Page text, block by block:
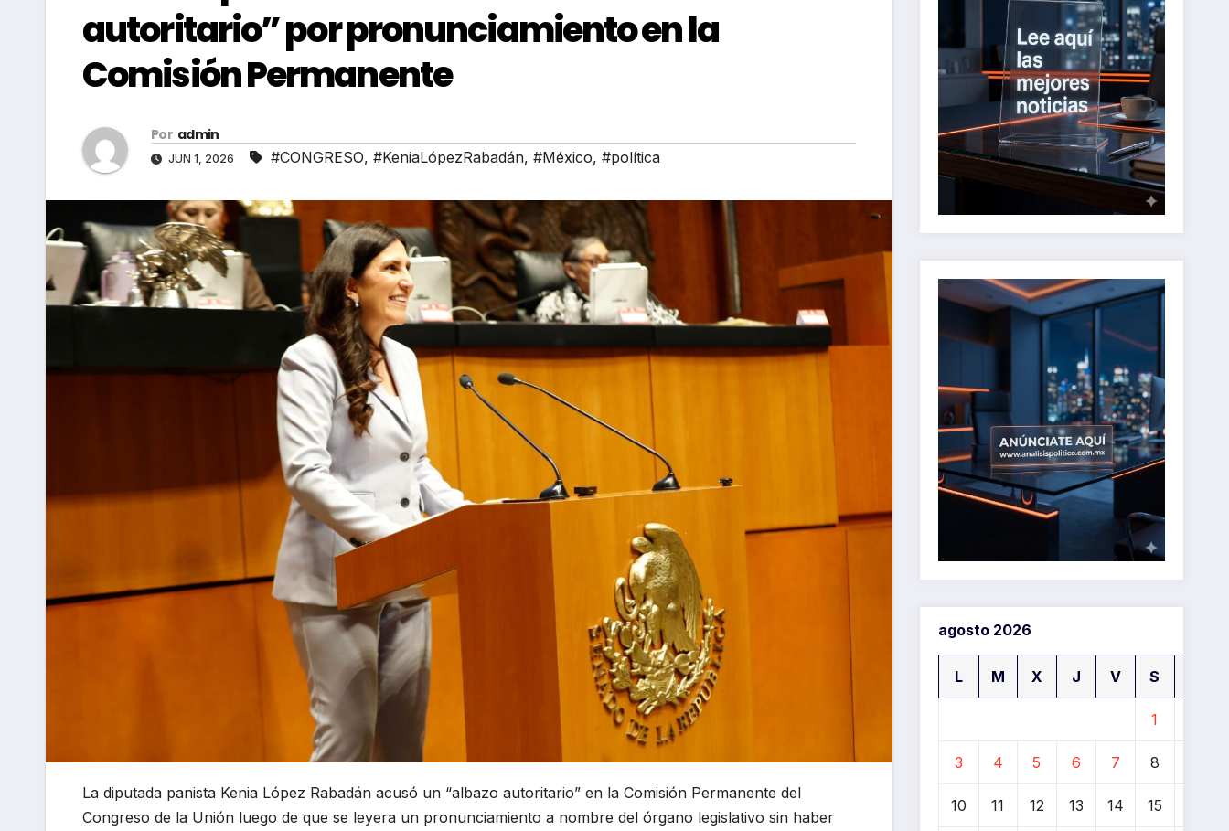
autoritario” por pronunciamiento en la
Comisión Permanente
Por admin
JUN 1, 2026 #CONGRESO, #KeniaLópezRabadán, #México, #política
La diputada panista Kenia López Rabadán acusó un “albazo autoritario” en la Comisión Permanente del
Congreso de la Unión luego de que se leyera un pronunciamiento a nombre del órgano legislativo sin haber
agosto 2026
L M X J V S
1
3 4 5 6 7 8
10 11 12 13 14 15